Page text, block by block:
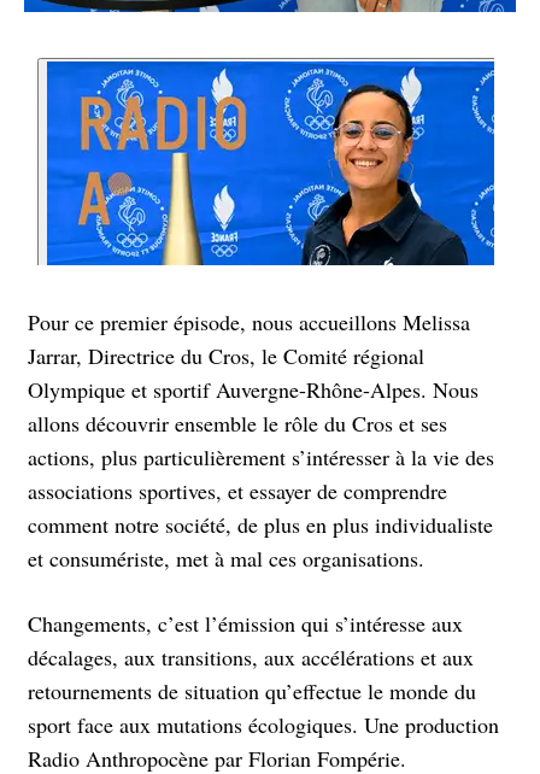
Pour ce premier épisode, nous accueillons Melissa
Jarrar, Directrice du Cros, le Comité régional
Olympique et sportif Auvergne-Rhône-Alpes. Nous
allons découvrir ensemble le rôle du Cros et ses
actions, plus particulièrement s’intéresser à la vie des
associations sportives, et essayer de comprendre
comment notre société, de plus en plus individualiste
et consumériste, met à mal ces organisations.
Changements, c’est l’émission qui s’intéresse aux
décalages, aux transitions, aux accélérations et aux
retournements de situation qu’effectue le monde du
sport face aux mutations écologiques. Une production
Radio Anthropocène par Florian Fompérie.